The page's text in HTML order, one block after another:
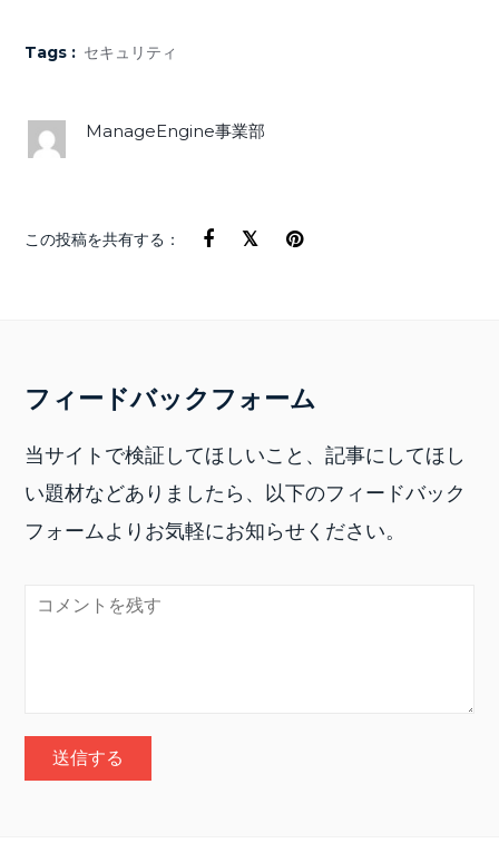
Tags : セキュリティ
ManageEngine事業部
この投稿を共有する：
フィードバックフォーム
当サイトで検証してほしいこと、記事にしてほし
い題材などありましたら、以下のフィードバック
フォームよりお気軽にお知らせください。